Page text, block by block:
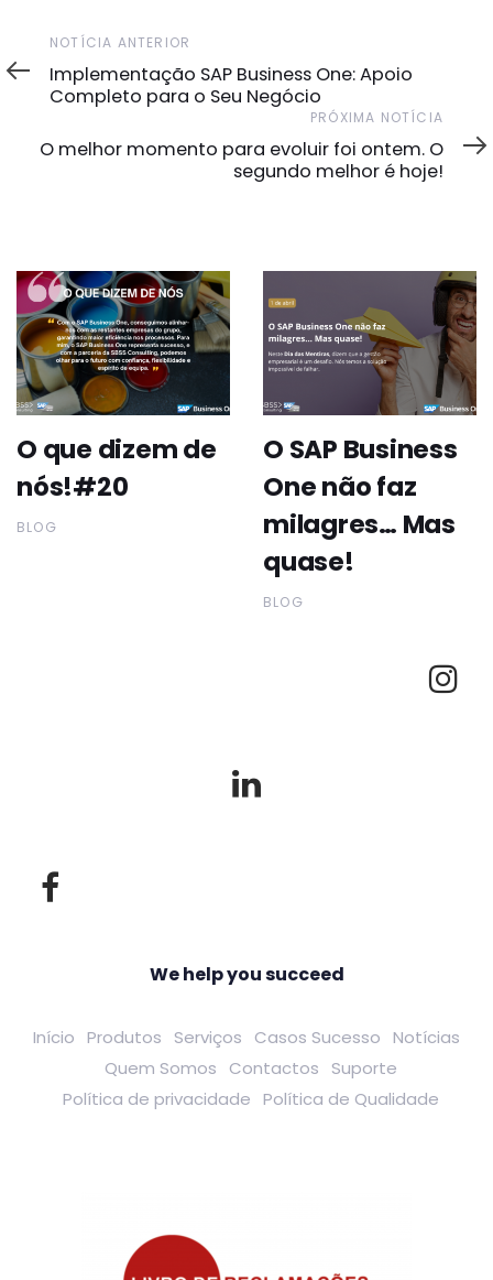
Notícia
Anterior
NOTÍCIA ANTERIOR
Implementação SAP Business One: Apoio
Completo para o Seu Negócio
Notícia
PRÓXIMA NOTÍCIA
O melhor momento para evoluir foi ontem. O
segundo melhor é hoje!
O que dizem de
nós!#20
BLOG
O SAP Business
One não faz
milagres… Mas
quase!
BLOG
We help you succeed
Início Produtos Serviços Casos Sucesso Notícias
Quem Somos
Contactos
Suporte
Política de privacidade Política de Qualidade